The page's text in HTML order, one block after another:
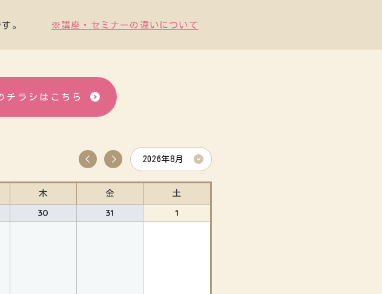
。 ※講座・セミナーの違いについて
チラシはこちら
木 金 土
30 31 1